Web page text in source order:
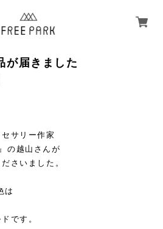
が届きました
サリー作家
の越山さんが
さいました。
は
です。